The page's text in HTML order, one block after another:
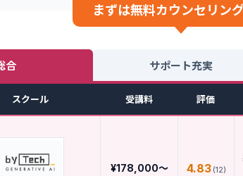
まずは無料カウンセリング
合 サポート充実
スクール 受講料 評価
¥178,000〜 4.83 (12)